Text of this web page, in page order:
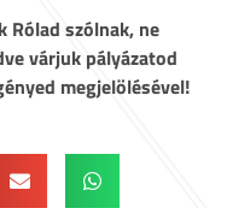
Rólad szólnak, ne
várjuk pályázatod
megjelölésével!